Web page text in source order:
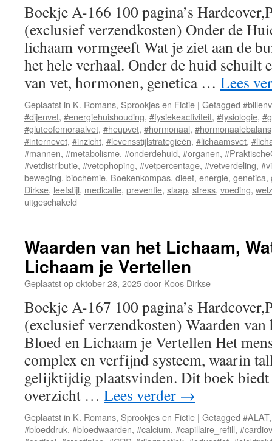
Boekje A-166 100 pagina’s
(exclusief verzendkosten) Onder de
lichaam vormgeeft Wat je ziet aan de
het hele verhaal. Onder de huid schuilt
van vet, hormonen, genetica … Lees
Geplaatst in K. Romans, Sprookjes en Fictie | Getagged
#dijenvet, #energiehuishouding, #fysiekeactiviteit, #fysiologie,
#gluteofemoraalvet, #heupvet, #hormonaal, #hormonaalebalans
#internevet, #inzicht, #levensstijlstrategieën, #lichaamsvet,
#mannen, #metabolisme, #onderdehuid, #organen,
#vetdistributie, #vetophoping, #vetpercentage, #vetverdeling,
beweging, biochemie, Boekenkompas, dieet, energie, genetica,
Dirkse, leefstijl, medicatie, preventie, slaap, stress, voeding,
uitgeschakeld
Hoe
vetverdeling
je
lichaam
vormgeeft
Waarden van het Lichaam,
Lichaam je Vertellen
Geplaatst opoktober 28, 2025door Koos Dirkse
Boekje A-167 100 pagina’s
(exclusief verzendkosten) Waarden
Bloed en Lichaam je Vertellen Het
complex en verfijnd systeem, waarin
gelijktijdig plaatsvinden. Dit boek biedt
overzicht … Lees verder →
Geplaatst in K. Romans, Sprookjes en Fictie | Getagged #ALAT
#bloeddruk, #bloedwaarden, #calcium, #capillaire_refill,